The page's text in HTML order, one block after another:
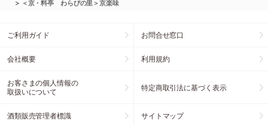
> ＜京・料亭 わらびの里＞京楽味
ご利用ガイド お問合せ窓口
会社概要 利用規約
お客さまの個人情報の
取扱いについて
特定商取引法に基づく表示
酒類販売管理者標識 サイトマップ